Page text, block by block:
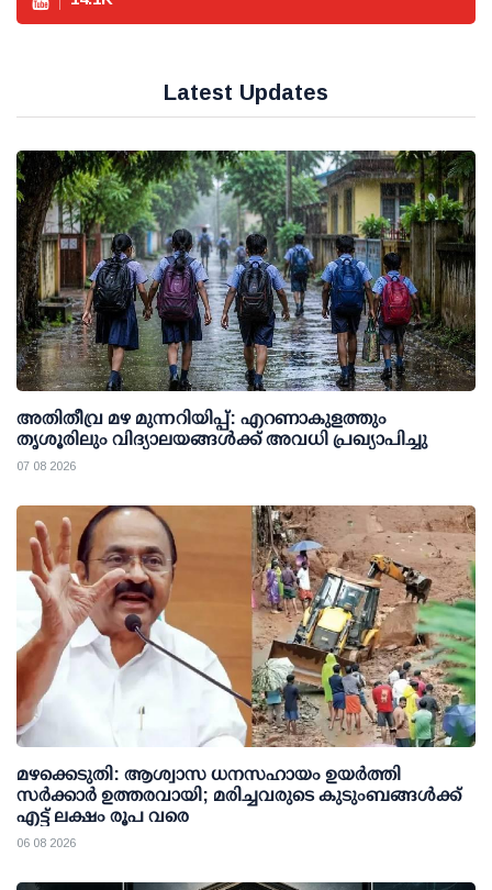
Latest Updates
അതിതീവ്ര മഴ മുന്നറിയിപ്പ്: എറണാകുളത്തും
തൃശൂരിലും വിദ്യാലയങ്ങള്‍ക്ക് അവധി പ്രഖ്യാപിച്ചു
07 08 2026
മഴക്കെടുതി: ആശ്വാസ ധനസഹായം ഉയര്‍ത്തി
സര്‍ക്കാര്‍ ഉത്തരവായി; മരിച്ചവരുടെ കുടുംബങ്ങള്‍ക്ക്
എട്ട് ലക്ഷം രൂപ വരെ
06 08 2026